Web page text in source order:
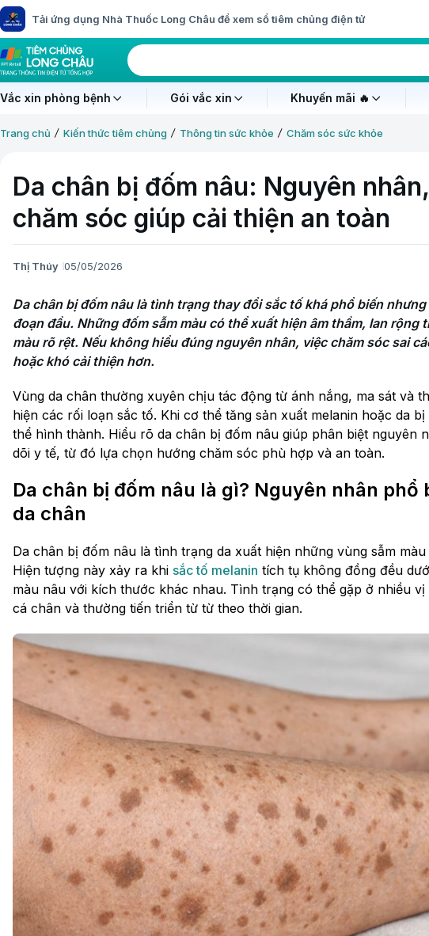
Tải ứng dụng Nhà Thuốc Long Châu để xem sổ tiêm chủng điện tử
Vắc xin phòng bệnh Gói vắc xin Khuyến mãi 🔥
Trang chủ Kiến thức tiêm chủng Thông tin sức khỏe Chăm sóc sức khỏe
Da chân bị đốm nâu: Nguyên
chăm sóc giúp cải thiện an toàn
Thị Thúy 05/05/2026
Da chân bị đốm nâu là tình trạng thay đổi sắc tố khá phổ biến
đoạn đầu. Những đốm sẫm màu có thể xuất hiện âm thầm, lan rộng
màu rõ rệt. Nếu không hiểu đúng nguyên nhân, việc chăm sóc sai
hoặc khó cải thiện hơn.
Vùng da chân thường xuyên chịu tác động từ ánh nắng, ma sát và
hiện các rối loạn sắc tố. Khi cơ thể tăng sản xuất melanin hoặc da
thể hình thành. Hiểu rõ da chân bị đốm nâu giúp phân biệt nguyên
dõi y tế, từ đó lựa chọn hướng chăm sóc phù hợp và an toàn.
Da chân bị đốm nâu là gì? Nguyên nhân phổ
da chân
Da chân bị đốm nâu là tình trạng da xuất hiện những vùng sẫm
Hiện tượng này xảy ra khi sắc tố melanin tích tụ không đồng đều
màu nâu với kích thước khác nhau. Tình trạng có thể gặp ở nhiều
cá chân và thường tiến triển từ từ theo thời gian.